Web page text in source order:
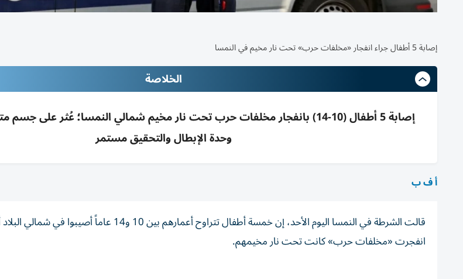
إصابة 5 أطفال جراء انفجار «مخلفات حرب» تحت نار مخيم في النمسا
الخلاصة
إصابة 5 أطفال (10-14) بانفجار مخلفات حرب تحت نار مخيم شمالي النمسا؛ عُثر على
وحدة الإبطال والتحقيق مستمر
أ ف ب
قالت الشرطة في النمسا اليوم الأحد، إن خمسة أطفال ‌تتراوح أعمارهم
انفجرت «مخلفات ‌حرب» كانت تحت نار مخيمهم.